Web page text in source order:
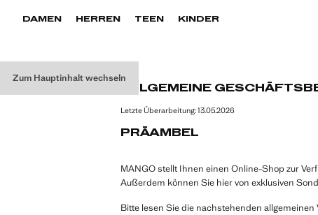
Zum Hauptinhalt wechseln
DAMEN HERREN TEEN KINDER
ALLGEMEINE
Letzte Überarbeitung:13.05.2026
PRÄAMBEL
MANGO stellt Ihnen einen Online-Shop zur
Außerdem können Sie hier von exklusiven
Bitte lesen Sie die nachstehenden